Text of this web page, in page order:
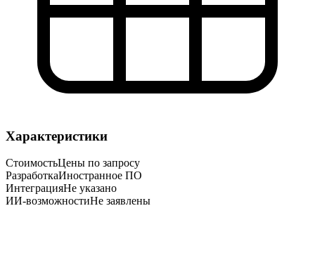
Характеристики
СтоимостьЦены по запросу
РазработкаИностранное ПО
ИнтеграцияНе указано
ИИ-возможностиНе заявлены